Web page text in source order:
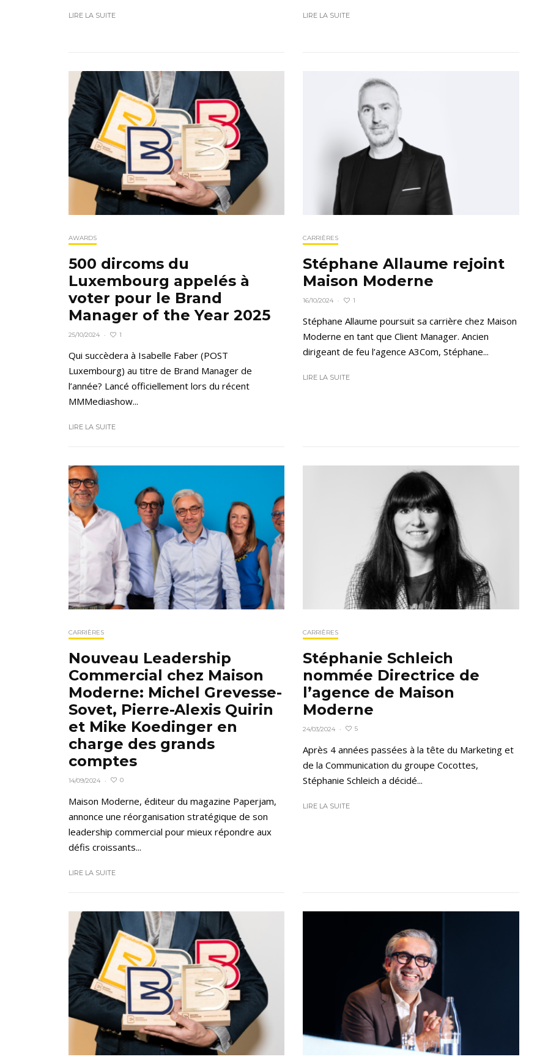
LIRE LA SUITE LIRE LA SUITE
AWARDS
500 dircoms du
Luxembourg appelés à
voter pour le Brand
Manager of the Year 2025
25/10/2024 · 1
Qui succèdera à Isabelle Faber (POST
Luxembourg) au titre de Brand Manager de
l’année? Lancé officiellement lors du récent
MMMediashow...
LIRE LA SUITE
CARRIÈRES
Stéphane Allaume rejoint
Maison Moderne
16/10/2024 · 1
Stéphane Allaume poursuit sa carrière chez Maison
Moderne en tant que Client Manager. Ancien
dirigeant de feu l’agence A3Com, Stéphane...
LIRE LA SUITE
CARRIÈRES
Nouveau Leadership
Commercial chez Maison
Moderne: Michel Grevesse-
Sovet, Pierre-Alexis Quirin
et Mike Koedinger en
charge des grands
comptes
14/09/2024 · 0
Maison Moderne, éditeur du magazine Paperjam,
annonce une réorganisation stratégique de son
leadership commercial pour mieux répondre aux
défis croissants...
LIRE LA SUITE
CARRIÈRES
Stéphanie Schleich
nommée Directrice de
l’agence de Maison
Moderne
24/03/2024 · 5
Après 4 années passées à la tête du Marketing et
de la Communication du groupe Cocottes,
Stéphanie Schleich a décidé...
LIRE LA SUITE